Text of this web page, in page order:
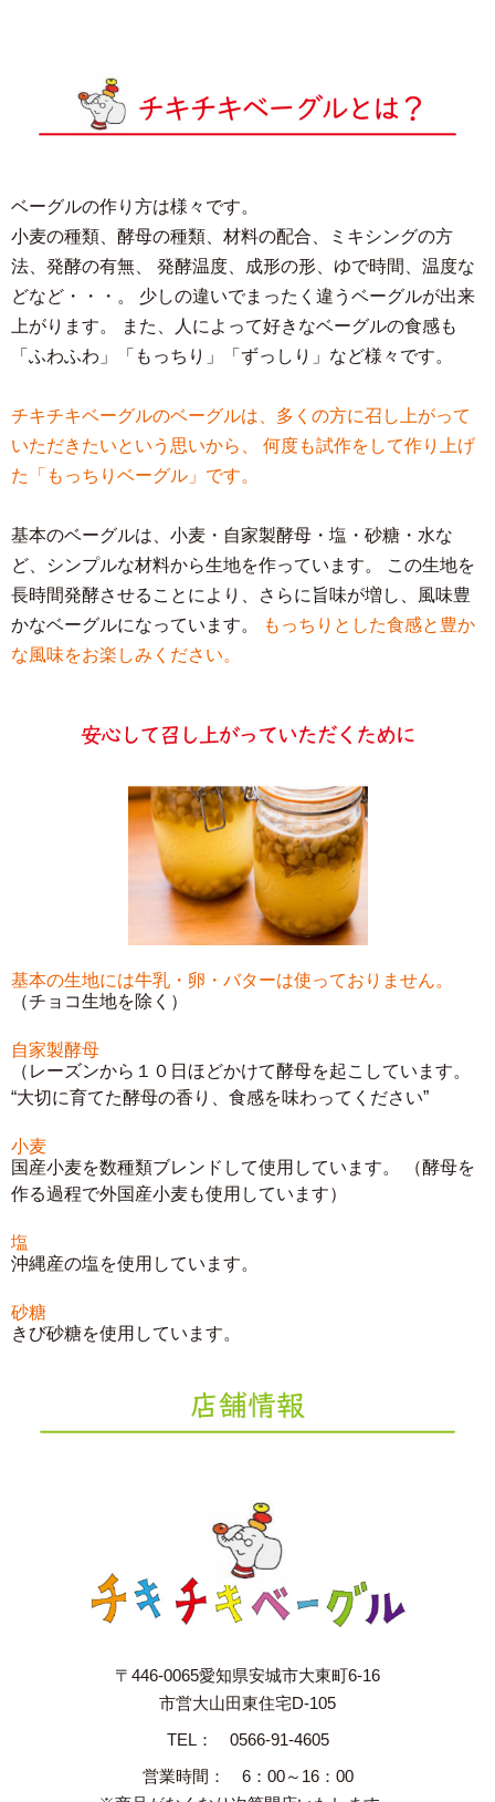
した。
5月の予定です。GWは通常営業します。
2026.4.16
レモンベーグルとバナナクリームベーグルをはじ
めました。 BLOG更新しました。
価格改定のお知らせ
2026.3.25
4月の予定をお知らせします。BLOG更新しまし
た。
よりご来店ありがとうございました。また本日ご
たします。BLOG更新しました。
3月の予定をお知らせします。
BLOG更新しまし
2026.2.19
まりました。
BLOG更新しました。
ストロベリークリームベーグルの販売がはじまり
ました。BLOG更新しました。
2026.1.28
た。
あけましておめでとうございます。本年もチキチ
クランベリーショコラ販売のお知らせ。
2025.12.25
2026年1月の予定をお知らせします。
2025年もたくさんのご縁をありがとうございまし
ベーグルの作り方は様々です。
小麦の種類、酵母の種類、材料の配合、ミキシングの方
法、発酵の有無、
発酵温度、成形の形、ゆで時間、温度な
どなど・・・。
少しの違いでまったく違うベーグルが出来
上がります。
また、人によって好きなベーグルの食感も
「ふわふわ」「もっちり」「ずっしり」など様々です。
チキチキベーグルのベーグルは、多くの方に召し上がって
いただきたいという思いから、
何度も試作をして作り上げ
た「もっちりベーグル」です。
基本のベーグルは、小麦・自家製酵母・塩・砂糖・水な
ど、シンプルな材料から生地を作っています。
この生地を
長時間発酵させることにより、さらに旨味が増し、風味豊
かなベーグルになっています。
もっちりとした食感と豊か
な風味をお楽しみください。
基本の生地には牛乳・卵・バターは使っておりません。
（チョコ生地を除く）
自家製酵母
（レーズンから１０日ほどかけて酵母を起こしています。
“大切に育てた酵母の香り、食感を味わってください”
小麦
国産小麦を数種類ブレンドして使用しています。
（酵母を
作る過程で外国産小麦も使用しています）
塩
沖縄産の塩を使用しています。
砂糖
きび砂糖を使用しています。
〒446-0065愛知県安城市大東町6-16
市営大山田東住宅D-105
TEL： 0566-91-4605
営業時間： 6：00～16：00